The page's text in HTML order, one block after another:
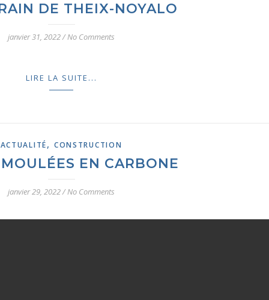
DE THEIX-NOYALO
janvier 31, 2022/No Comments
LIRE LA SUITE...
ACTUALITÉ, CONSTRUCTION
EN CARBONE
janvier 29, 2022/No Comments